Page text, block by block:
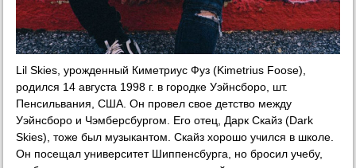
Lil Skies, урожденный Киметриус Фуз (Kimetrius Foose),
родился 14 августа 1998 г. в городке Уэйнсборо, шт.
Пенсильвания, США. Он провел свое детство между
Уэйнсборо и Чэмберсбургом. Его отец, Дарк Скайз (Dark
Skies), тоже был музыкантом. Скайз хорошо учился в школе.
Он посещал университет Шиппенсбурга, но бросил учебу,